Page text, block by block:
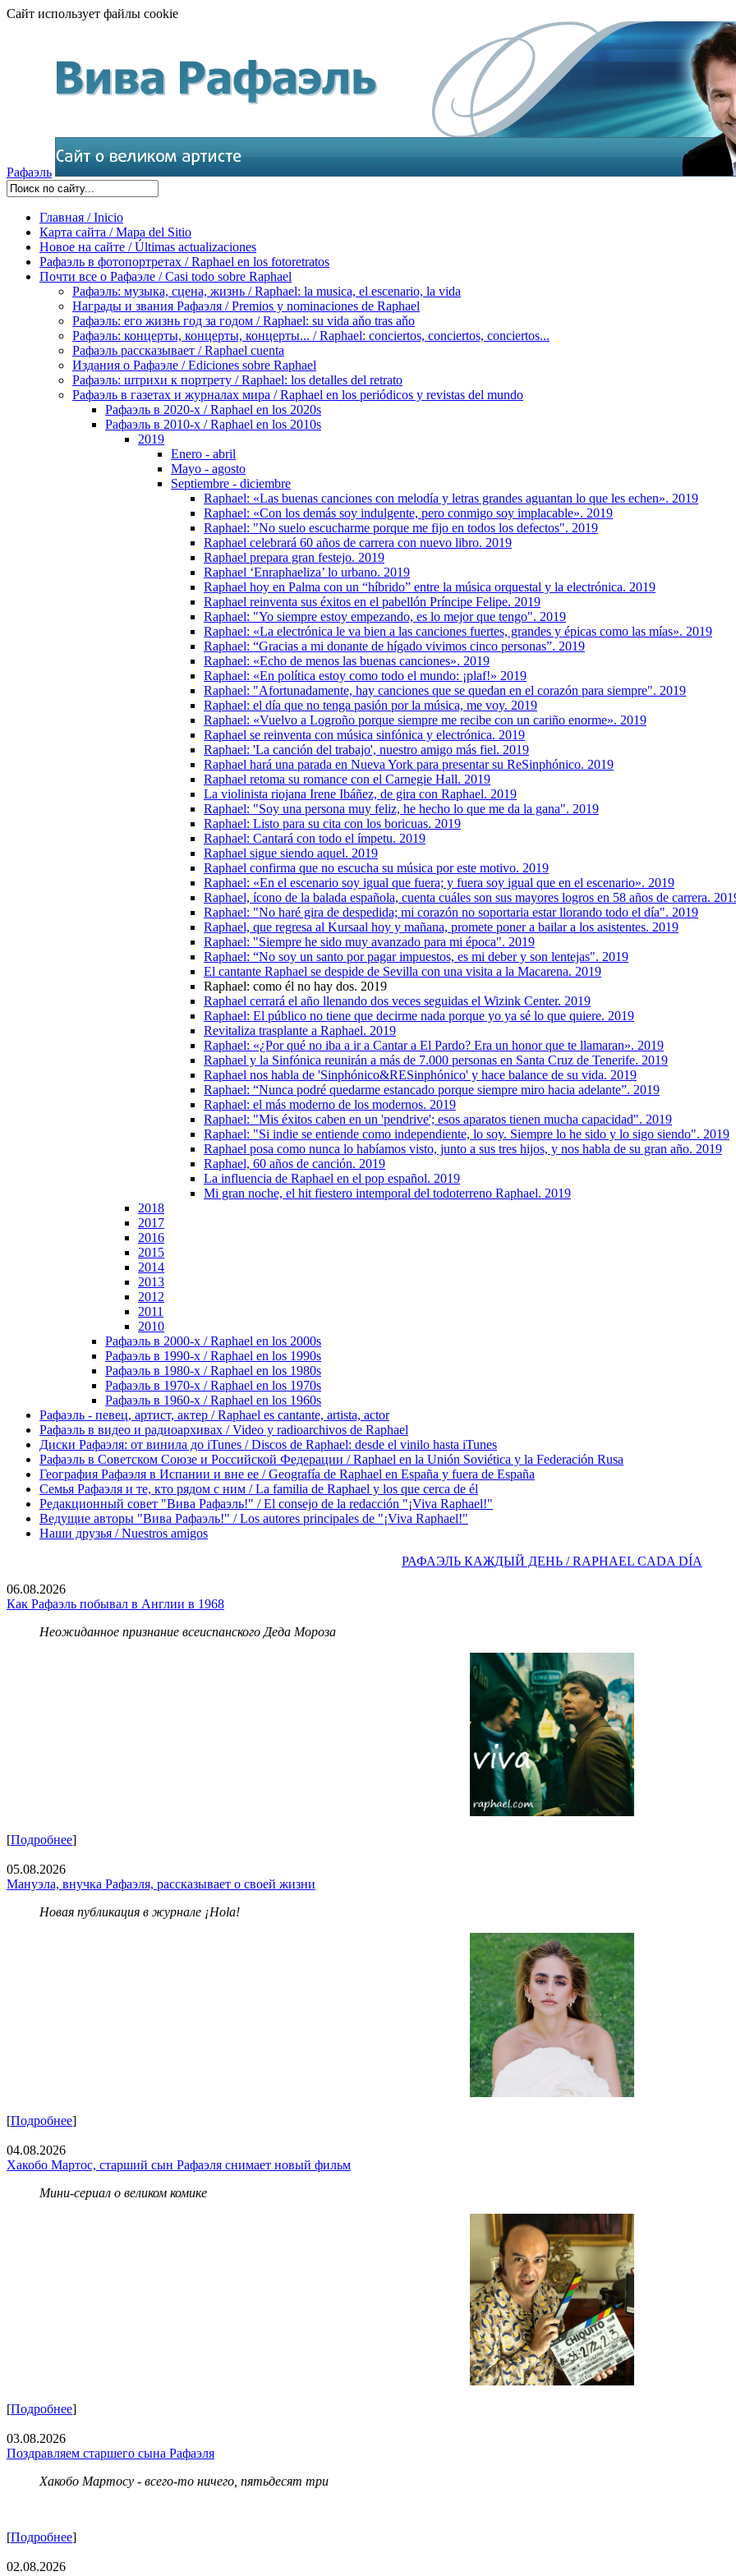
Сайт использует файлы cookie
Рафаэль
Главная / Inicio
Карта сайта / Mapa del Sitio
Новое на сайте / Últimas actualizaciones
Рафаэль в фотопортретах / Raphael en los fotoretratos
Почти все о Рафаэле / Casi todo sobre Raphael
Рафаэль: музыка, сцена, жизнь / Raphael: la musica, el escenario, la vida
Награды и звания Рафаэля / Premios y nominaciones de Raphael
Рафаэль: его жизнь год за годом / Raphael: su vida aňo tras aňo
Рафаэль: концерты, концерты, концерты... / Raphael: conciertos, сonciertos, сonciertos...
Рафаэль рассказывает / Raphael cuenta
Издания о Рафаэле / Ediciones sobre Raphael
Рафаэль: штрихи к портрету / Raphael: los detalles del retrato
Рафаэль в газетах и журналах мира / Raphael en los periódicos y revistas del mundo
Рафаэль в 2020-х / Raphael en los 2020s
Рафаэль в 2010-х / Raphael en los 2010s
2019
Enero - abril
Mayo - agosto
Septiembre - diciembre
Raphael: «Las buenas canciones con melodía y letras grandes aguantan lo que les echen». 2019
Raphael: «Con los demás soy indulgente, pero conmigo soy implacable». 2019
Raphael: "No suelo escucharme porque me fijo en todos los defectos". 2019
Raphael celebrará 60 años de carrera con nuevo libro. 2019
Raphael prepara gran festejo. 2019
Raphael ‘Enraphaeliza’ lo urbano. 2019
Raphael hoy en Palma con un “híbrido” entre la música orquestal y la electrónica. 2019
Raphael reinventa sus éxitos en el pabellón Príncipe Felipe. 2019
Raphael: "Yo siempre estoy empezando, es lo mejor que tengo". 2019
Raphael: «La electrónica le va bien a las canciones fuertes, grandes y épicas como las mías». 2019
Raphael: “Gracias a mi donante de hígado vivimos cinco personas”. 2019
Raphael: «Echo de menos las buenas canciones». 2019
Raphael: «En política estoy como todo el mundo: ¡plaf!» 2019
Raphael: "Afortunadamente, hay canciones que se quedan en el corazón para siempre". 2019
Raphael: el día que no tenga pasión por la música, me voy. 2019
Raphael: «Vuelvo a Logroño porque siempre me recibe con un cariño enorme». 2019
Raphael se reinventa con música sinfónica y electrónica. 2019
Raphael: 'La canción del trabajo', nuestro amigo más fiel. 2019
Raphael hará una parada en Nueva York para presentar su ReSinphónico. 2019
Raphael retoma su romance con el Carnegie Hall. 2019
La violinista riojana Irene Ibáñez, de gira con Raphael. 2019
Raphael: "Soy una persona muy feliz, he hecho lo que me da la gana". 2019
Raphael: Listo para su cita con los boricuas. 2019
Raphael: Cantará con todo el ímpetu. 2019
Raphael sigue siendo aquel. 2019
Raphael confirma que no escucha su música por este motivo. 2019
Raphael: «En el escenario soy igual que fuera; y fuera soy igual que en el escenario». 2019
Raphael, ícono de la balada española, cuenta cuáles son sus mayores logros en 58 años de carrera.
Raphael: "No haré gira de despedida; mi corazón no soportaria estar llorando todo el día". 2019
Raphael, que regresa al Kursaal hoy y mañana, promete poner a bailar a los asistentes. 2019
Raphael: "Siempre he sido muy avanzado para mi época". 2019
Raphael: “No soy un santo por pagar impuestos, es mi deber y son lentejas". 2019
El cantante Raphael se despide de Sevilla con una visita a la Macarena. 2019
Raphael: como él no hay dos. 2019
Raphael cerrará el año llenando dos veces seguidas el Wizink Center. 2019
Raphael: El público no tiene que decirme nada porque yo ya sé lo que quiere. 2019
Revitaliza trasplante a Raphael. 2019
Raphael: «¿Por qué no iba a ir a Cantar a El Pardo? Era un honor que te llamaran». 2019
Raphael y la Sinfónica reunirán a más de 7.000 personas en Santa Cruz de Tenerife. 2019
Raphael nos habla de 'Sinphónico&RESinphónico' y hace balance de su vida. 2019
Raphael: “Nunca podré quedarme estancado porque siempre miro hacia adelante”. 2019
Raphael: el más moderno de los modernos. 2019
Raphael: "Mis éxitos caben en un 'pendrive'; esos aparatos tienen mucha capacidad". 2019
Raphael: "Si indie se entiende como independiente, lo soy. Siempre lo he sido y lo sigo siendo". 2019
Raphael posa como nunca lo habíamos visto, junto a sus tres hijos, y nos habla de su gran año. 2019
Raphael, 60 años de canción. 2019
La influencia de Raphael en el pop español. 2019
Mi gran noche, el hit fiestero intemporal del todoterreno Raphael. 2019
2018
2017
2016
2015
2014
2013
2012
2011
2010
Рафаэль в 2000-х / Raphael en los 2000s
Рафаэль в 1990-х / Raphael en los 1990s
Рафаэль в 1980-х / Raphael en los 1980s
Рафаэль в 1970-х / Raphael en los 1970s
Рафаэль в 1960-х / Raphael en los 1960s
Рафаэль - певец, артист, актер / Raphael es cantante, artista, actor
Рафаэль в видео и радиоархивах / Video y radioarchivos de Raphael
Диски Рафаэля: от винила до iTunes / Discos de Raphael: desde el vinilo hasta iTunes
Рафаэль в Советском Союзе и Российской Федерации / Raphael en la Unión Soviética y la Federación Rusa
География Рафаэля в Испании и вне ее / Geografía de Raphael en España y fuera de España
Семья Рафаэля и те, кто рядом с ним / La familia de Raphael y los que cerca de él
Редакционный совет "Вива Рафаэль!" / El consejo de la redacción "¡Viva Raphael!"
Ведущие авторы "Вива Рафаэль!" / Los autores principales de "¡Viva Raphael!"
Наши друзья / Nuestros amigos
РАФАЭЛЬ КАЖДЫЙ ДЕНЬ / RAPHAEL CADA DÍA
06.08.2026
Как Рафаэль побывал в Англии в 1968
Неожиданное признание всеиспанского Деда Мороза
[Подробнее]
05.08.2026
Мануэла, внучка Рафаэля, рассказывает о своей жизни
Новая публикация в журнале ¡Hola!
[Подробнее]
04.08.2026
Хакобо Мартос, старший сын Рафаэля снимает новый фильм
Мини-сериал о великом комике
[Подробнее]
03.08.2026
Поздравляем старшего сына Рафаэля
Хакобо Мартосу - всего-то ничего, пятьдесят три
[Подробнее]
02.08.2026